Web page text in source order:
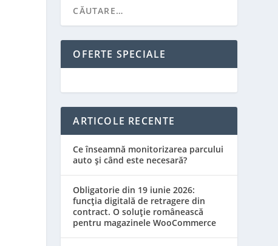
OFERTE SPECIALE
ARTICOLE RECENTE
Ce înseamnă monitorizarea parcului
auto și când este necesară?
Obligatorie din 19 iunie 2026:
funcția digitală de retragere din
contract. O soluție românească
pentru magazinele WooCommerce